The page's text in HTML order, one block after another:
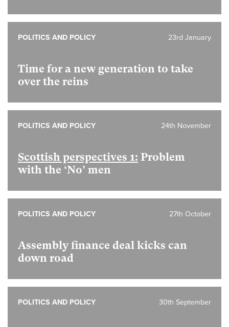
Time for a new generation to take
over the reins
23rd January
POLITICS AND POLICY
Scottish perspectives 1: Problem
with the ‘No’ men
24th November
POLITICS AND POLICY
Assembly finance deal kicks can
down road
27th October
POLITICS AND POLICY
30th September
POLITICS AND POLICY